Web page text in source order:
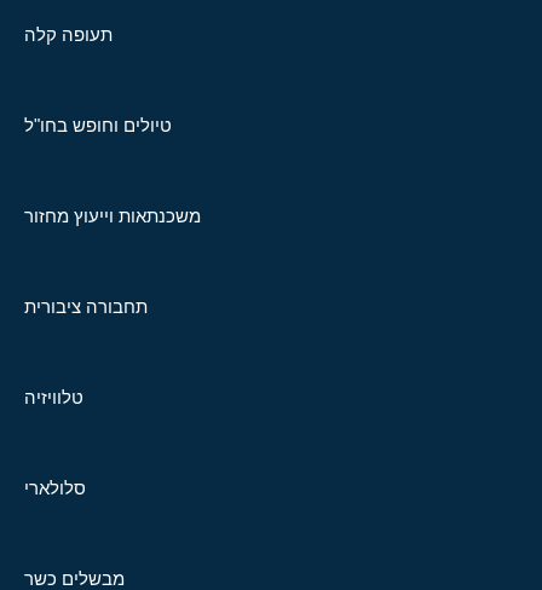
תעופה קלה
טיולים וחופש בחו"ל
משכנתאות וייעוץ מחזור
תחבורה ציבורית
טלוויזיה
סלולארי
מבשלים כשר